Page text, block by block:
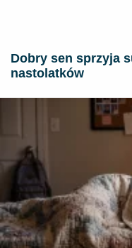
Dobry sen sprzyja
nastolatków